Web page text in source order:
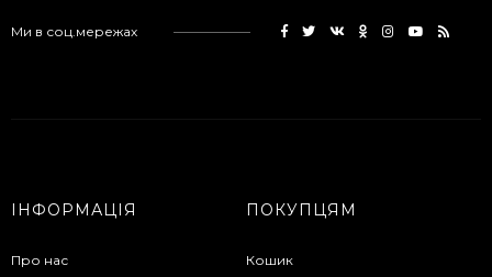
Ми в соц.мережах
ІНФОРМАЦІЯ
Про нас
ПОКУПЦЯМ
Кошик